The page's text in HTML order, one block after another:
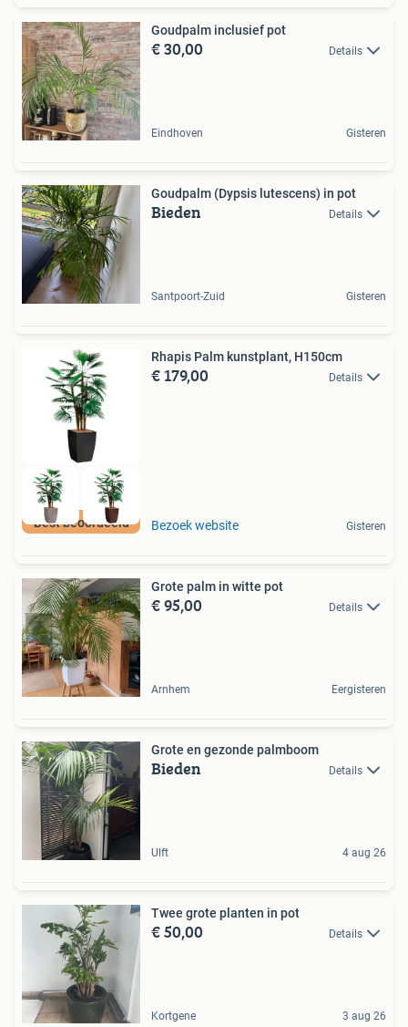
Goudpalm inclusief pot
€ 30,00 Details
Eindhoven Gisteren
Goudpalm (Dypsis lutescens) in pot
Bieden Details
Santpoort-Zuid Gisteren
Best beoordeeld
Rhapis Palm kunstplant, H150cm
€ 179,00 Details
Bezoek website Gisteren
Grote palm in witte pot
€ 95,00 Details
Arnhem Eergisteren
Grote en gezonde palmboom
Bieden Details
Ulft 4 aug 26
Twee grote planten in pot
€ 50,00 Details
Kortgene 3 aug 26